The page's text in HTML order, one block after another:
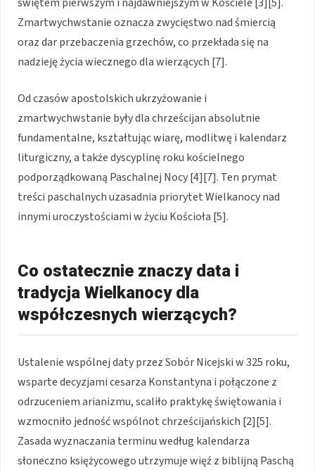
Zmartwychwstanie oznacza zwycięstwo nad śmiercią
oraz dar przebaczenia grzechów, co przekłada się na
nadzieję życia wiecznego dla wierzących [7].
Od czasów apostolskich ukrzyżowanie i
zmartwychwstanie były dla chrześcijan absolutnie
fundamentalne, kształtując wiarę, modlitwę i kalendarz
liturgiczny, a także dyscyplinę roku kościelnego
podporządkowaną Paschalnej Nocy [4][7]. Ten prymat
treści paschalnych uzasadnia priorytet Wielkanocy nad
innymi uroczystościami w życiu Kościoła [5].
Co ostatecznie znaczy data i
tradycja Wielkanocy dla
współczesnych wierzących?
Ustalenie wspólnej daty przez Sobór Nicejski w 325 roku,
wsparte decyzjami cesarza Konstantyna i połączone z
odrzuceniem arianizmu, scaliło praktykę świętowania i
wzmocniło jedność wspólnot chrześcijańskich [2][5].
Zasada wyznaczania terminu według kalendarza
słoneczno księżycowego utrzymuje więź z biblijną Paschą